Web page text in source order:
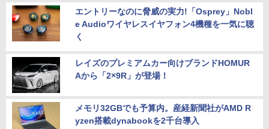
エントリーなのに脅威の実力!「Osprey」Nobl
e Audioワイヤレスイヤフォン4機種を一気に聴
く
レイズのプレミアムカー向けブランドHOMUR
Aから「2×9R」が登場！
メモリ32GBでも予算内。産経新聞社がAMD R
yzen搭載dynabookを2千台導入